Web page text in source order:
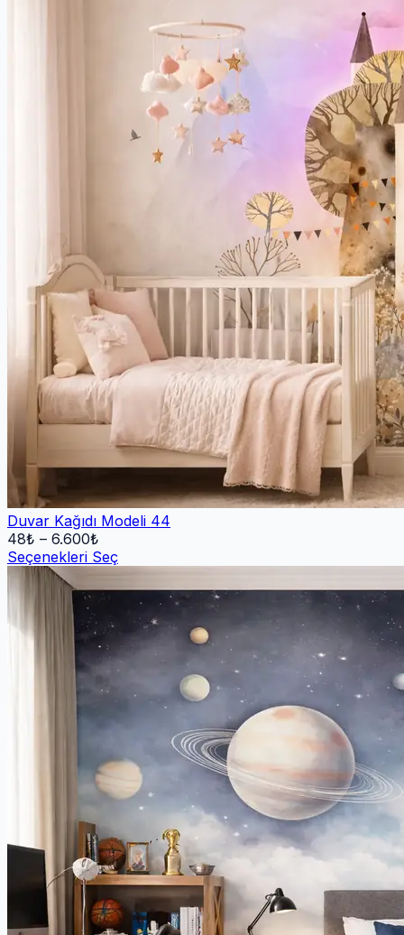
Duvar Kağıdı Modeli 44
48₺ – 6.600₺
Seçenekleri Seç